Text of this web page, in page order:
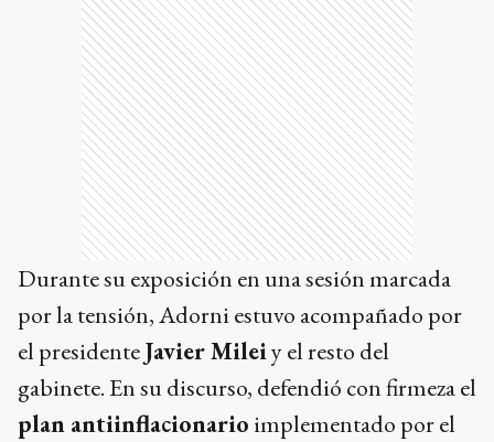
Durante su exposición en una sesión marcada
por la tensión, Adorni estuvo acompañado por
el presidenteJavier Mileiy el resto del
gabinete. En su discurso, defendió con firmeza el
plan antiinflacionario implementado por el